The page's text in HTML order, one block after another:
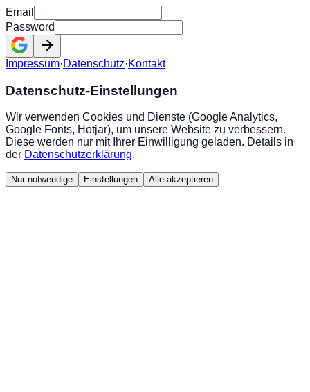
Email
Password
Impressum·Datenschutz·Kontakt
Datenschutz-Einstellungen
Wir verwenden Cookies und Dienste (Google Analytics,
Google Fonts, Hotjar), um unsere Website zu verbessern.
Diese werden nur mit Ihrer Einwilligung geladen. Details in
der Datenschutzerklärung.
Nur notwendige Einstellungen Alle akzeptieren